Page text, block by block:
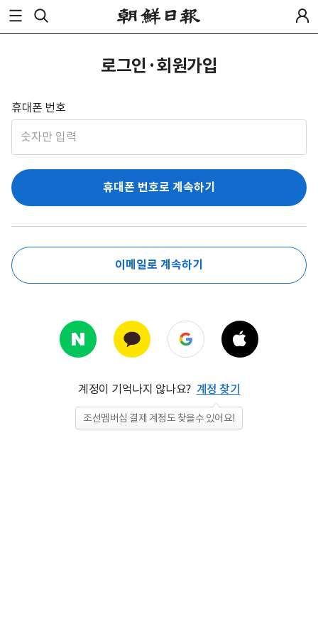
로그인·회원가입
휴대폰 번호
휴대폰 번호로 계속하기
이메일로 계속하기
계정이 기억나지 않나요? 계정 찾기
조선멤버십 결제 계정도 찾을수 있어요!